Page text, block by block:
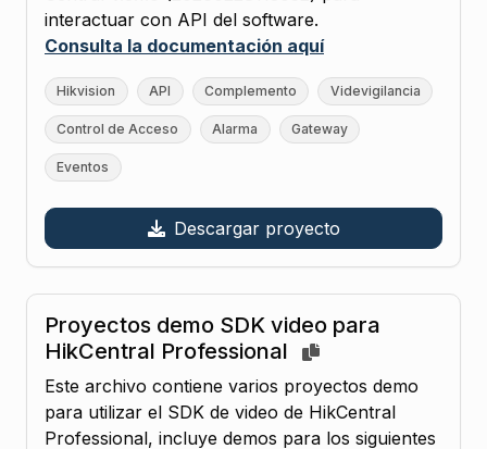
interactuar con API del software.
Consulta la documentación aquí
Hikvision API Complemento Videvigilancia
Control de Acceso Alarma Gateway
Eventos
Descargar proyecto
Proyectos demo SDK video para
HikCentral Professional
Este archivo contiene varios proyectos demo
para utilizar el SDK de video de HikCentral
Professional, incluye demos para los siguientes